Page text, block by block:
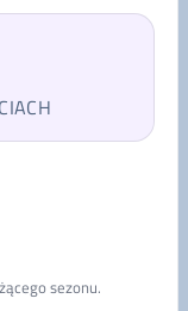
sezonu.